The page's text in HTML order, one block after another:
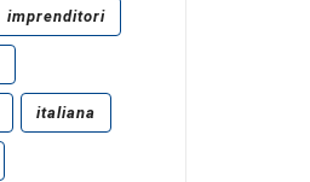
imprenditori
italiana